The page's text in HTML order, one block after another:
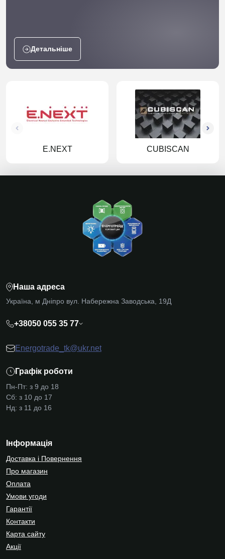
Детальніше
E.NEXT CUBISCAN
Наша адреса
Україна, м Дніпро вул. Набережна Заводська, 19Д
+38050 055 35 77
Energotrade_tk@ukr.net
Графік роботи
Пн-Пт: з 9 до 18
Сб: з 10 до 17
Нд: з 11 до 16
Інформація
Доставка і Повернення
Про магазин
Оплата
Умови угоди
Гарантії
Контакти
Карта сайту
Акції